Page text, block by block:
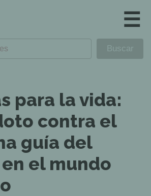
☰
para la vida:
contra el
guía del
el mundo